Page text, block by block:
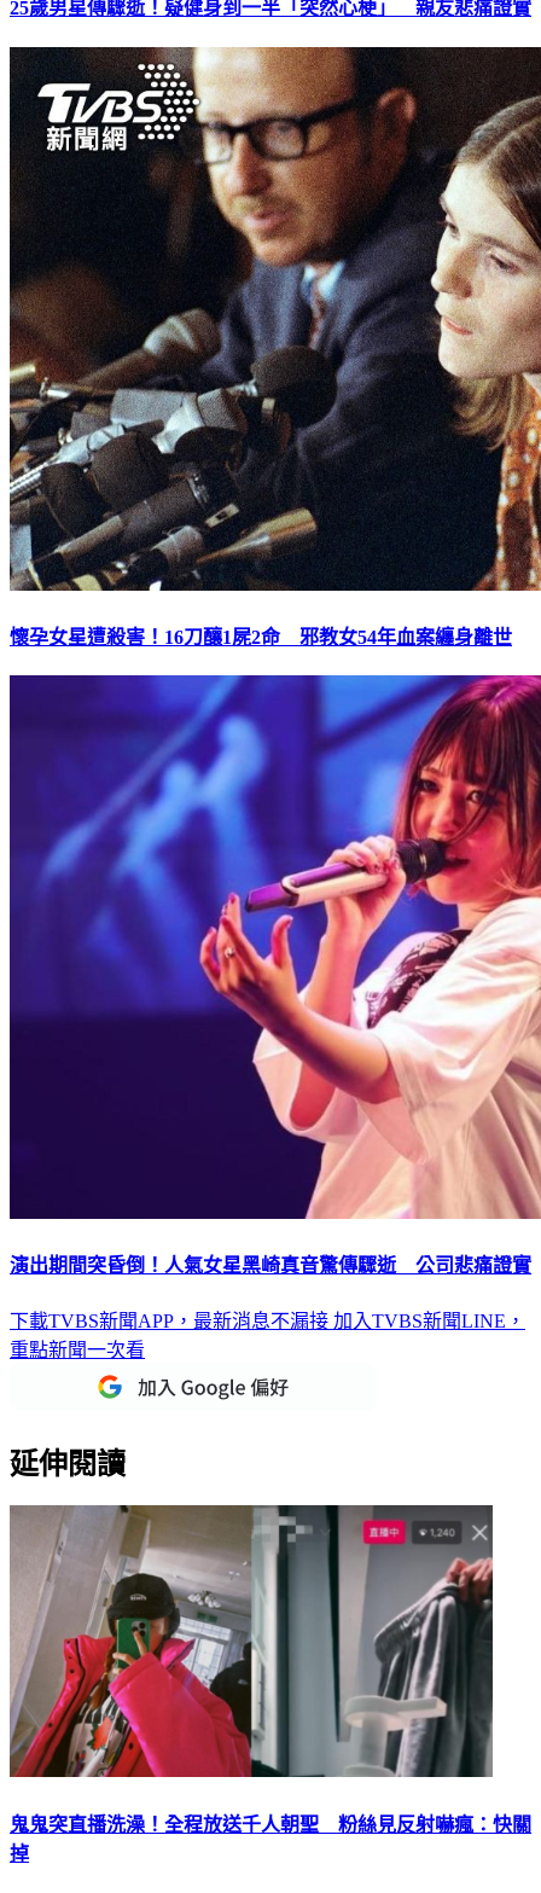
25歲男星傳驟逝！疑健身到一半「突然心梗」 親友悲痛證實
懷孕女星遭殺害！16刀釀1屍2命 邪教女54年血案纏身離世
演出期間突昏倒！人氣女星黑崎真音驚傳驟逝 公司悲痛證實
下載TVBS新聞APP，最新消息不漏接 加入TVBS新聞LINE，
重點新聞一次看
延伸閱讀
鬼鬼突直播洗澡！全程放送千人朝聖 粉絲見反射嚇瘋：快關
掉